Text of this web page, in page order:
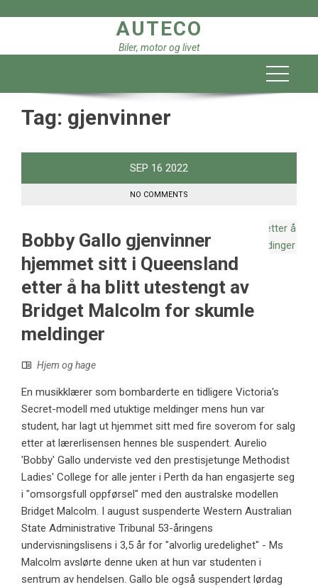
AUTECO
Biler, motor og livet
Tag: gjenvinner
SEP 16 2022
NO COMMENTS
Bobby Gallo gjenvinner
hjemmet sitt i Queensland
etter å ha blitt utestengt av
Bridget Malcolm for skumle
meldinger
Hjem og hage
En musikklærer som bombarderte en tidligere Victoria's
Secret-modell med utuktige meldinger mens hun var
student, har lagt ut hjemmet sitt med fire soverom for salg
etter at lærerlisensen hennes ble suspendert. Aurelio
'Bobby' Gallo underviste ved den prestisjetunge Methodist
Ladies' College for alle jenter i Perth da han engasjerte seg
i "omsorgsfull oppførsel" med den australske modellen
Bridget Malcolm. I august suspenderte Western Australian
State Administrative Tribunal 53-åringens
undervisningslisens i 3,5 år for "alvorlig uredelighet" - Ms
Malcolm avslørte denne uken at hun var studenten i
sentrum av hendelsen. Gallo ble også suspendert lørdag